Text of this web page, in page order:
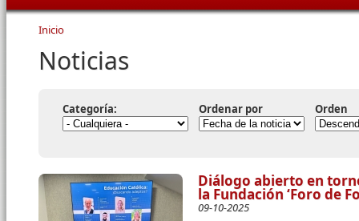
Se encuentra usted aquí
Inicio
Noticias
Categoría: Ordenar por Orden
Diálogo abierto en
la Fundación ‘Foro de
09-10-2025